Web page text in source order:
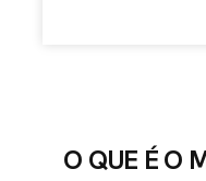
O QUE É O